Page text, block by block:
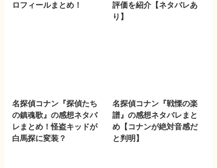
ロフィールまとめ！
評価を紹介【ネタバレあ
り】
名探偵コナン『探偵たち
の鎮魂歌』の感想ネタバ
レまとめ！怪盗キッドが
白馬探に変装？
名探偵コナン『戦慄の楽
譜』の感想ネタバレまと
め【コナンが絶対音感だ
と判明】